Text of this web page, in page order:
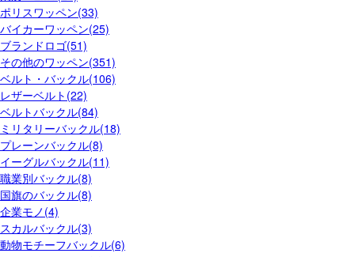
ポリスワッペン(33)
バイカーワッペン(25)
ブランドロゴ(51)
その他のワッペン(351)
ベルト・バックル(106)
レザーベルト(22)
ベルトバックル(84)
ミリタリーバックル(18)
プレーンバックル(8)
イーグルバックル(11)
職業別バックル(8)
国旗のバックル(8)
企業モノ(4)
スカルバックル(3)
動物モチーフバックル(6)